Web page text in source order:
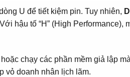
U để tiết kiệm pin. Tuy nhiên,
hậu tố “H” (High Performance),
chạy các phần mềm giả lập
vỏ doanh nhân lịch lãm.